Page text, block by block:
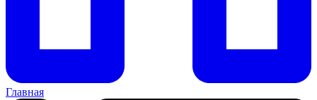
Главная